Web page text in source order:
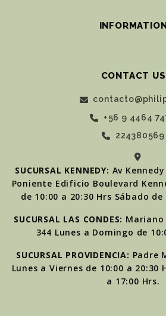
CONTACT US
+56 9 4464
224380569
SUCURSAL KENNEDY: Av
Poniente Edificio Boulevard
de 10:00 a 20:30 Hrs Sábado de
SUCURSAL LAS CONDES: Mariano
344 Lunes a Domingo de
SUCURSAL PROVIDENCIA: Padre
Lunes a Viernes de 10:00 a 20:30
a 17:00 Hrs.